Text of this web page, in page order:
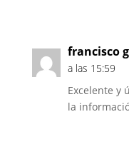
francisco
a las 15:59
Excelente y
la